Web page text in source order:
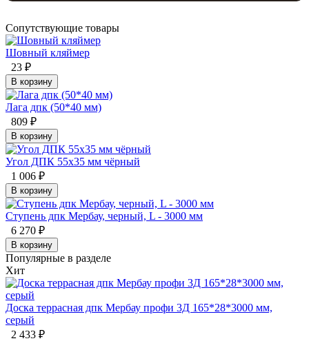
Сопутствующие товары
Шовный кляймер
23 ₽
В корзину
Лага дпк (50*40 мм)
809 ₽
В корзину
Угол ДПК 55x35 мм чёрный
1 006 ₽
В корзину
Ступень дпк Мербау, черный, L - 3000 мм
6 270 ₽
В корзину
Популярные в разделе
Хит
Доска террасная дпк Мербау профи 3Д 165*28*3000 мм,
серый
2 433 ₽